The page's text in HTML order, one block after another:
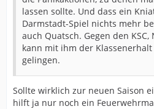
lassen sollte. Und dass ein
Darmstadt-Spiel nichts mehr
auch Quatsch. Gegen den
kann mit ihm der
gelingen.
Sollte wirklich zur neuen Saison
hilft ja nur noch ein